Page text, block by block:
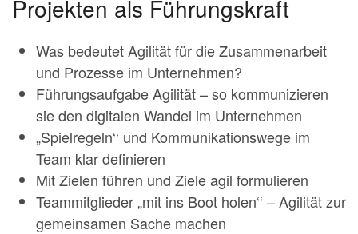
Projekten als Führungskraft
Was bedeutet Agilität für die Zusammenarbeit
und Prozesse im Unternehmen?
Führungsaufgabe Agilität – so kommunizieren
sie den digitalen Wandel im Unternehmen
„Spielregeln‘‘ und Kommunikationswege im
Team klar definieren
Mit Zielen führen und Ziele agil formulieren
Teammitglieder „mit ins Boot holen‘‘ – Agilität zur
gemeinsamen Sache machen